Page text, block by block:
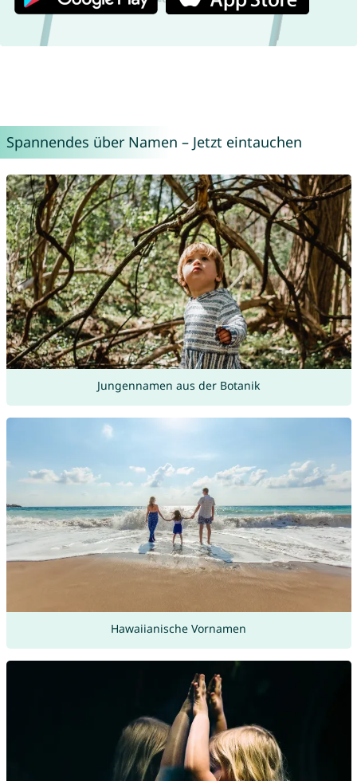
Spannendes über Namen – Jetzt eintauchen
Jungennamen aus der Botanik
Hawaiianische Vornamen